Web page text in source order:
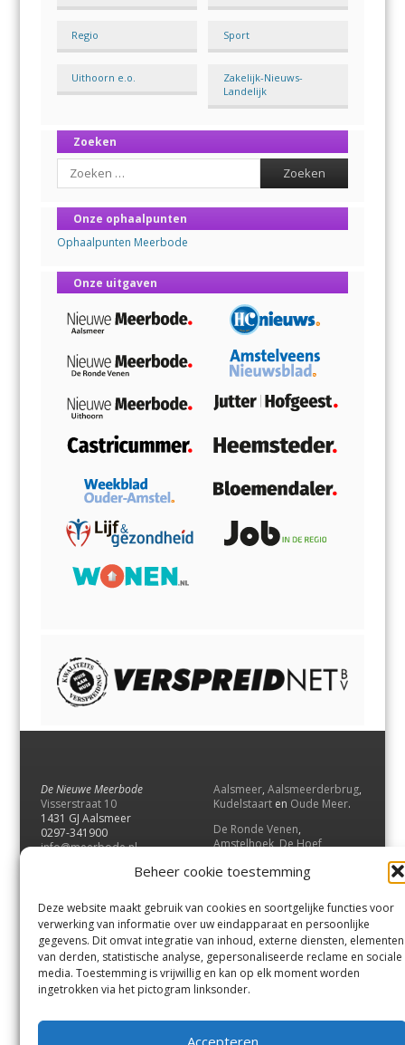
Beheer cookie toestemming
Deze website maakt gebruik van cookies en soortgelijke functies voor
verwerking van informatie over uw eindapparaat en persoonlijke
gegevens. Dit omvat integratie van inhoud, externe diensten, elementen
van derden, statistische analyse, gepersonaliseerde reclame en sociale
media. Toestemming is vrijwillig en kan op elk moment worden
ingetrokken via het pictogram linksonder.
Accepteren
Regio Sport
Uithoorn e.o.
Zakelijk-Nieuws-
Landelijk
Zoeken
Search
Onze ophaalpunten
Ophaalpunten Meerbode
Onze uitgaven
De Nieuwe Meerbode
Visserstraat 10
1431 GJ Aalsmeer
0297-341900
info@meerbode.nl
Aalsmeer, Aalsmeerderbrug,
Kudelstaart en Oude Meer.
De Ronde Venen,
Amstelhoek,De Hoef,
Vrouwenakker,Waverveen
UithoornenDe Kwakel.
Contact
Andere uitgaven
Bezorgklacht
Vacatures
Voorwaarden